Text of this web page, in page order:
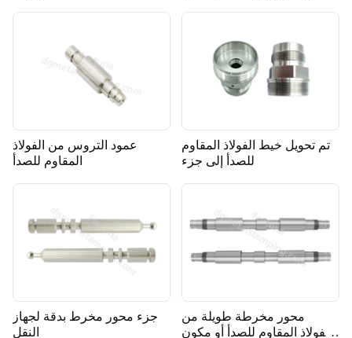
الصناعي
عمود التروس من الفولاذ
المقاوم للصدأ
تم تحويل خيط الفولاذ المقاوم
للصدأ إلى جزء
جزء محور مخرط بدقة لجهاز
النقل
محور مخرطة طويلة من
الفولاذ المقاوم للصدأ أو مكون